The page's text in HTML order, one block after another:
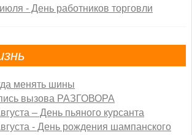
суд города Москвы
суд города Москвы
суд города Москвы
суд города Москвы
суд города Москвы
суд города Москвы
суд города Москвы
суд города Москвы
- День работников торговли
менять шины
вызова РАЗГОВОРА
– День пьяного курсанта
- День рождения шампанского